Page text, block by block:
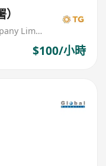
TG Human Resource Services Company Limited
$100/小時